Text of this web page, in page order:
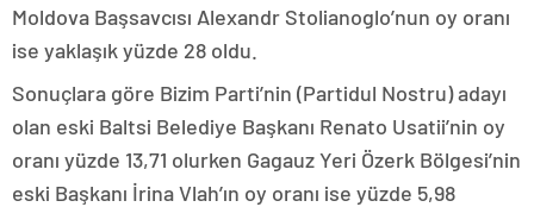
Moldova Başsavcısı Alexandr Stolianoglo’nun oy oranı
ise yaklaşık yüzde 28 oldu.
Sonuçlara göre Bizim Parti’nin (Partidul Nostru) adayı
olan eski Baltsi Belediye Başkanı Renato Usatii’nin oy
oranı yüzde 13,71 olurken Gagauz Yeri Özerk Bölgesi’nin
eski Başkanı İrina Vlah’ın oy oranı ise yüzde 5,98